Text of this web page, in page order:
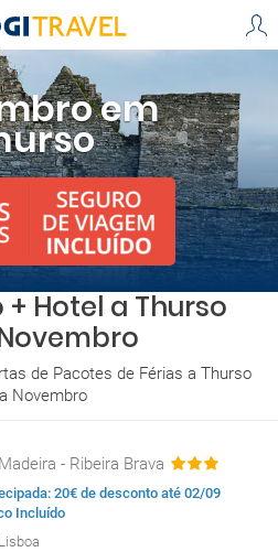
em
Hotel a Thurso
de Pacotes de Férias a Thurso
Novembro
- Ribeira Brava
20€ de desconto até 02/09
Incluído